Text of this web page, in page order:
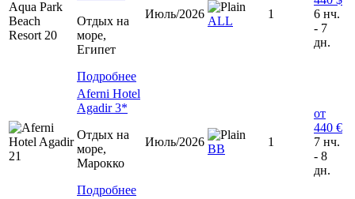
Отдых на
море,
Египет
Подробнее
Июль/2026
ALL
1
6 нч.
- 7
дн.
Aferni Hotel
Agadir 3*
Отдых на
море,
Марокко
Подробнее
Июль/2026
ВВ
1
от
440 €
7 нч.
- 8
дн.